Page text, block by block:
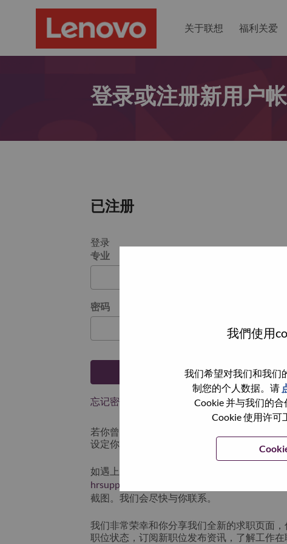
我們使用
我们希望对我们和我们
制您的个人数据。请
Cookie 并与我们的
Cookie 使用许可
关于联想 福利关爱
登录或注册新用户
已注册
登录
专业
密码
登陆
忘记密码了？
若你曾近期申请过我们的职位，你的电子邮箱
设定你的登入资料。
如遇上登录问题或无法注册为新用户时，请联
hrsupport@lenovo.com
截图。我们会尽快与你联系。
我们非常荣幸和你分享我们全新的求职页面
职位状态，订阅新职位发布资讯，了解工作在